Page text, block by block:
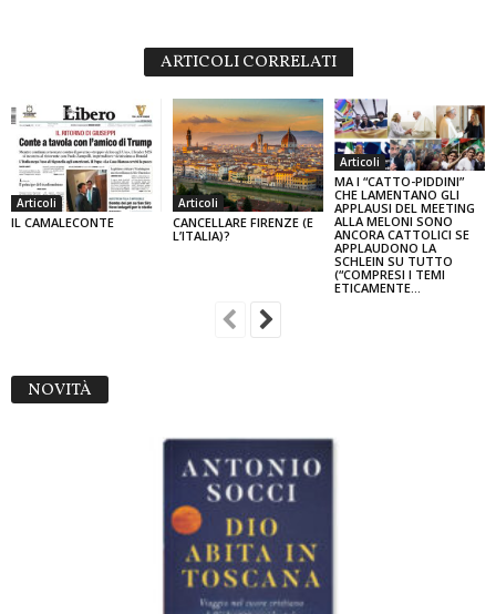
ARTICOLI CORRELATI
Articoli
IL CAMALECONTE
Articoli
CANCELLARE FIRENZE (E
L’ITALIA)?
Articoli
MA I “CATTO-PIDDINI”
CHE LAMENTANO GLI
APPLAUSI DEL MEETING
ALLA MELONI SONO
ANCORA CATTOLICI SE
APPLAUDONO LA
SCHLEIN SU TUTTO
(“COMPRESI I TEMI
ETICAMENTE...
NOVITÀ